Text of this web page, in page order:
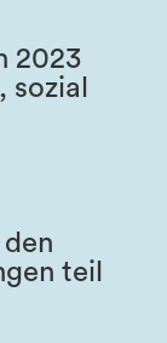
2023
teil